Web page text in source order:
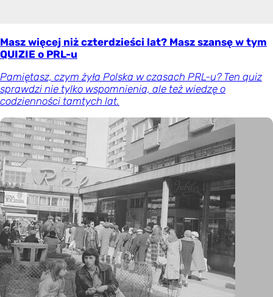
Masz więcej niż czterdzieści lat? Masz szansę w tym
QUIZIE o PRL-u
Pamiętasz, czym żyła Polska w czasach PRL-u? Ten quiz
sprawdzi nie tylko wspomnienia, ale też wiedzę o
codzienności tamtych lat.